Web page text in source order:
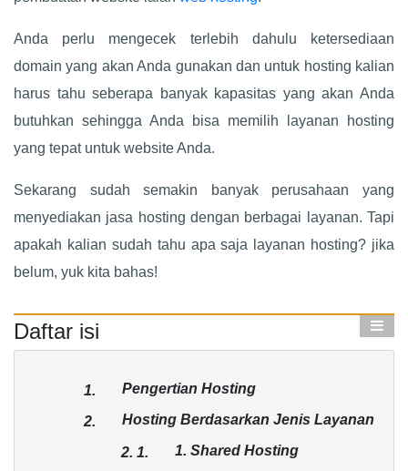
Anda perlu mengecek terlebih dahulu ketersediaan
domain yang akan Anda gunakan dan untuk hosting kalian
harus tahu seberapa banyak kapasitas yang akan Anda
butuhkan sehingga Anda bisa memilih layanan hosting
yang tepat untuk website Anda.
Sekarang sudah semakin banyak perusahaan yang
menyediakan jasa hosting dengan berbagai layanan. Tapi
apakah kalian sudah tahu apa saja layanan hosting? jika
belum, yuk kita bahas!
Daftar isi
1. Pengertian Hosting
2. Hosting Berdasarkan Jenis Layanan
2. 1. 1. Shared Hosting